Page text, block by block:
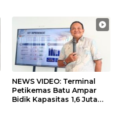
NEWS VIDEO: Terminal
Petikemas Batu Ampar
Bidik Kapasitas 1,6 Juta